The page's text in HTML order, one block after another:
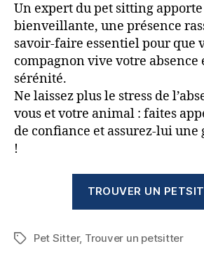
Un expert du pet sitting
bienveillante, une présence
savoir-faire essentiel pour que
compagnon vive votre absence
sérénité.
Ne laissez plus le stress de
vous et votre animal : faites
de confiance et assurez-lui une
!
TROUVER UN
Étiquettes
Pet Sitter, Trouver un petsitter